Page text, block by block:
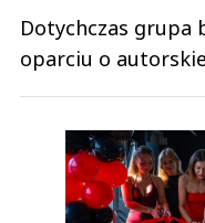
Dotychczas grupa
oparciu o